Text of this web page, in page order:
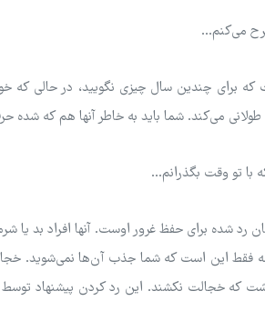
می‌کنم...
که برای چندین سال چیزی نگویید، در حالی که
می‌کند. شما باید به خاطر آنها هم که شده
تو وقت بگذرانم...
شده برای حفظ غرور اوست. آنها افراد بد یا
فقط این است که شما جذب آن‌ها نمی‌شوید.
که خجالت نکشند. این رد کردن پیشنهاد